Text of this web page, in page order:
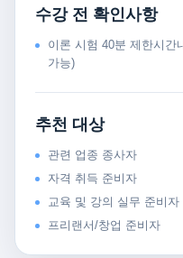
수강 전 확인사항
이론 시험 40분 제한시간
가능)
추천 대상
관련 업종 종사자
자격 취득 준비자
교육 및 강의 실무 준비자
프리랜서/창업 준비자